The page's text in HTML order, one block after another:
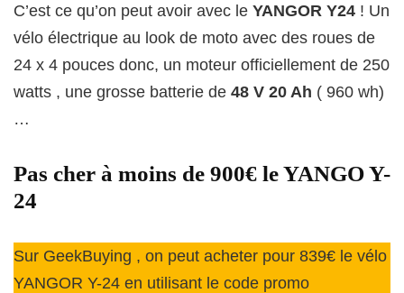
C’est ce qu’on peut avoir avec le YANGOR Y24 ! Un
vélo électrique au look de moto avec des roues de
24 x 4 pouces donc, un moteur officiellement de 250
watts , une grosse batterie de 48 V 20 Ah ( 960 wh)
…
Pas cher à moins de 900€ le YANGO Y-
24
Sur GeekBuying , on peut acheter pour 839€ le vélo
YANGOR Y-24 en utilisant le code promo